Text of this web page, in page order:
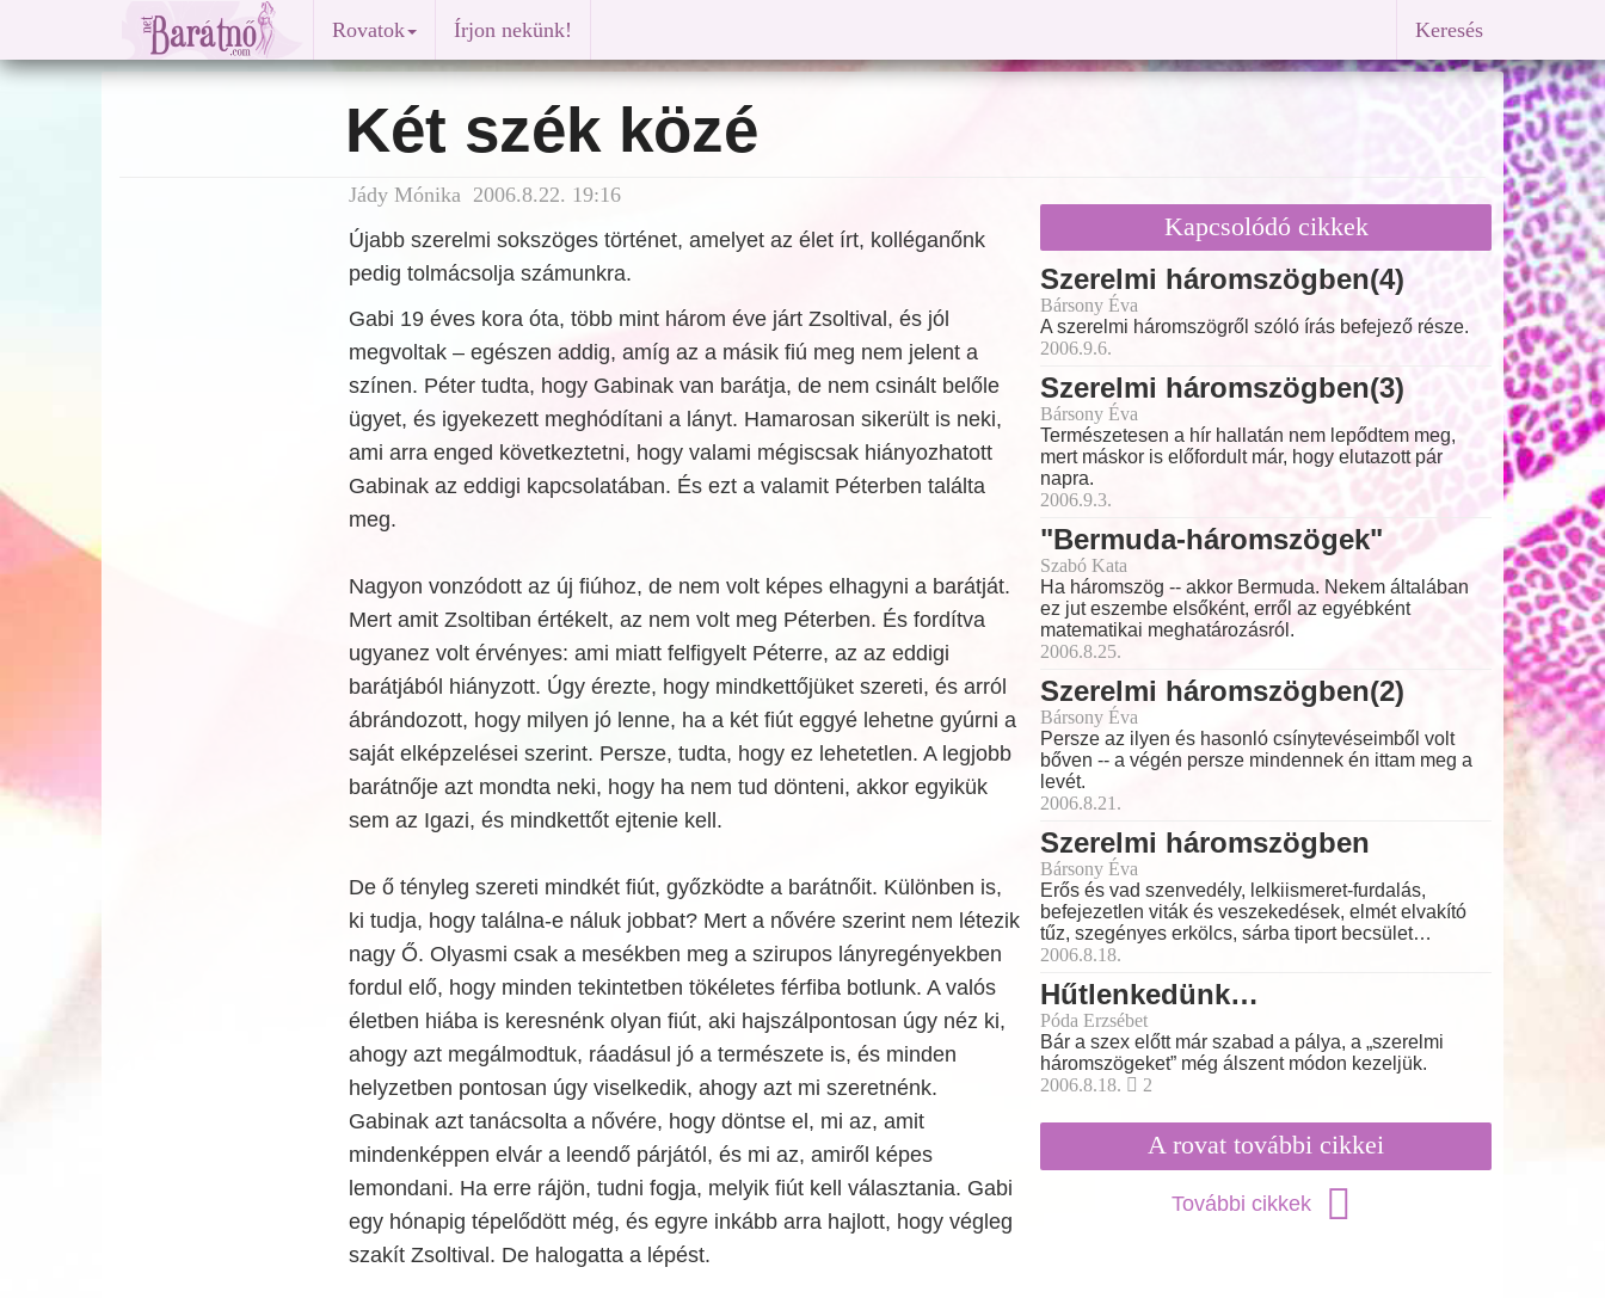
Rovatok Írjon nekünk! Keresés
Két szék közé
Jády Mónika 2006.8.22. 19:16
Újabb szerelmi sokszöges történet, amelyet az élet írt, kolléganőnk
pedig tolmácsolja számunkra.
Gabi 19 éves kora óta, több mint három éve járt Zsoltival, és jól
megvoltak – egészen addig, amíg az a másik fiú meg nem jelent a
színen. Péter tudta, hogy Gabinak van barátja, de nem csinált belőle
ügyet, és igyekezett meghódítani a lányt. Hamarosan sikerült is neki,
ami arra enged következtetni, hogy valami mégiscsak hiányozhatott
Gabinak az eddigi kapcsolatában. És ezt a valamit Péterben találta
meg.
Nagyon vonzódott az új fiúhoz, de nem volt képes elhagyni a barátját.
Mert amit Zsoltiban értékelt, az nem volt meg Péterben. És fordítva
ugyanez volt érvényes: ami miatt felfigyelt Péterre, az az eddigi
barátjából hiányzott. Úgy érezte, hogy mindkettőjüket szereti, és arról
ábrándozott, hogy milyen jó lenne, ha a két fiút eggyé lehetne gyúrni a
saját elképzelései szerint. Persze, tudta, hogy ez lehetetlen. A legjobb
barátnője azt mondta neki, hogy ha nem tud dönteni, akkor egyikük
sem az Igazi, és mindkettőt ejtenie kell.
De ő tényleg szereti mindkét fiút, győzködte a barátnőit. Különben is,
ki tudja, hogy találna-e náluk jobbat? Mert a nővére szerint nem létezik
nagy Ő. Olyasmi csak a mesékben meg a szirupos lányregényekben
fordul elő, hogy minden tekintetben tökéletes férfiba botlunk. A valós
életben hiába is keresnénk olyan fiút, aki hajszálpontosan úgy néz ki,
ahogy azt megálmodtuk, ráadásul jó a természete is, és minden
helyzetben pontosan úgy viselkedik, ahogy azt mi szeretnénk.
Gabinak azt tanácsolta a nővére, hogy döntse el, mi az, amit
mindenképpen elvár a leendő párjától, és mi az, amiről képes
lemondani. Ha erre rájön, tudni fogja, melyik fiút kell választania. Gabi
egy hónapig tépelődött még, és egyre inkább arra hajlott, hogy végleg
szakít Zsoltival. De halogatta a lépést.
Kapcsolódó cikkek
Szerelmi háromszögben(4)
Bársony Éva
A szerelmi háromszögről szóló írás befejező része.
2006.9.6.
Szerelmi háromszögben(3)
Bársony Éva
Természetesen a hír hallatán nem lepődtem meg,
mert máskor is előfordult már, hogy elutazott pár
napra.
2006.9.3.
"Bermuda-háromszögek"
Szabó Kata
Ha háromszög -- akkor Bermuda. Nekem általában
ez jut eszembe elsőként, erről az egyébként
matematikai meghatározásról.
2006.8.25.
Szerelmi háromszögben(2)
Bársony Éva
Persze az ilyen és hasonló csínytevéseimből volt
bőven -- a végén persze mindennek én ittam meg a
levét.
2006.8.21.
Szerelmi háromszögben
Bársony Éva
Erős és vad szenvedély, lelkiismeret-furdalás,
befejezetlen viták és veszekedések, elmét elvakító
tűz, szegényes erkölcs, sárba tiport becsület…
2006.8.18.
Hűtlenkedünk…
Póda Erzsébet
Bár a szex előtt már szabad a pálya, a „szerelmi
háromszögeket” még álszent módon kezeljük.
2006.8.18.
2
A rovat további cikkei
További cikkek